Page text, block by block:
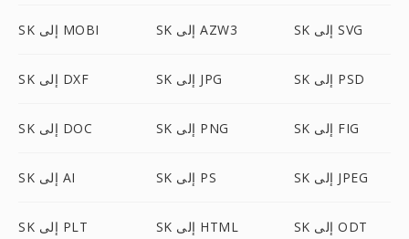
SK إلى MOBI SK إلى AZW3 SK إلى SVG
SK إلى DXF SK إلى JPG SK إلى PSD
SK إلى DOC SK إلى PNG SK إلى FIG
SK إلى AI SK إلى PS SK إلى JPEG
SK إلى PLT SK إلى HTML SK إلى ODT